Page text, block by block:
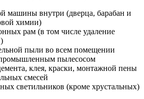
машины внутри (дверца, барабан и
химии)
рам (в том числе удаление
пыли во всем помещении
пылесосом
клея, краски, монтажной пены
смесей
светильников (кроме хрустальных)